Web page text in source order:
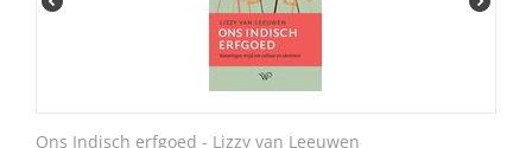
Ons Indisch erfgoed - Lizzy van Leeuwen